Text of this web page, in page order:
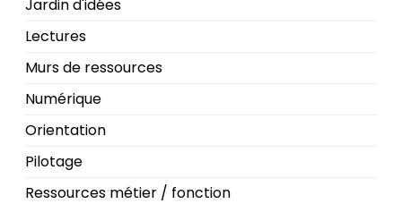
Jardin d'idées
Lectures
Murs de ressources
Numérique
Orientation
Pilotage
Ressources métier / fonction